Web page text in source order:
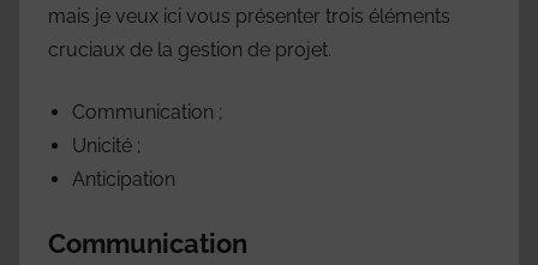
mais je veux ici vous présenter trois éléments
cruciaux de la gestion de projet.
Communication ;
Unicité ;
Anticipation
Communication